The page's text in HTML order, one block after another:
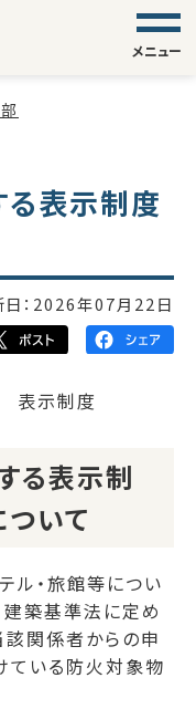
メニュー
る表示制度
： 2026年07月22日
る表示制
ついて
・旅館等につい
築基準法に定め
関係者からの申
ている防火対象物